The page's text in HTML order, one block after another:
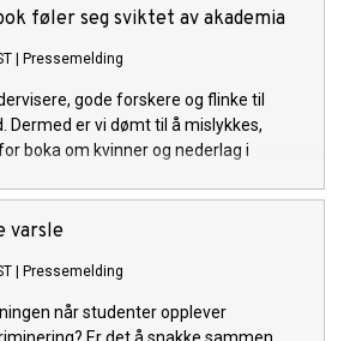
føler seg sviktet av akademia
| Pressemelding
gode forskere og flinke til
Dermed er vi dømt til å mislykkes,
boka om kvinner og nederlag i
varsle
| Pressemelding
når studenter opplever
Er det å snakke sammen,